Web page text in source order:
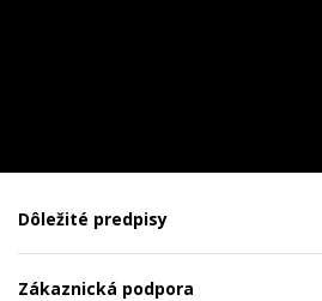
Dôležité predpisy
Zákaznická podpora